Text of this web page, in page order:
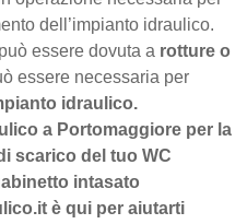
dell’impianto idraulico.
essere dovuta a rotture o
essere necessaria per
idraulico.
a Portomaggiore per la
scarico del tuo WC
intasato
è qui per aiutarti